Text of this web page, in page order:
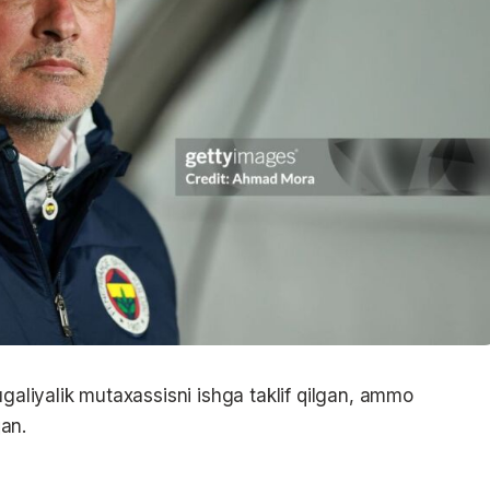
mutaxassisni ishga taklif qilgan, ammo